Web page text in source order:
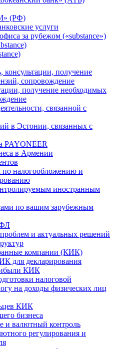
(РФ)
услуги
за рубежом («substance»)
консультации, получение
сопровождение
получение необходимых
связанной с
в Эстонии, связанных с
PAYONEER
в Армении
по налогообложению и
иностранным
по вашим зарубежным
и актуальных решений
компании (КИК)
для декларирования
КИК
налоговой
на доходы физических лиц
КИК
бизнеса
и валютный контроль
регулирования и